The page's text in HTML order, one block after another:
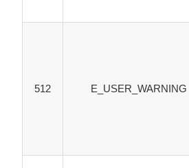
512 E_USER_WARNING